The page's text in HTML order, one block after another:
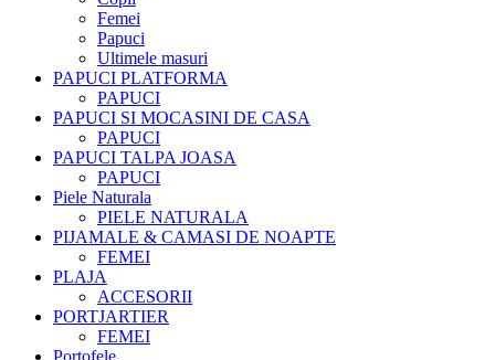
Femei
Papuci
Ultimele masuri
PAPUCI PLATFORMA
PAPUCI
PAPUCI SI MOCASINI DE CASA
PAPUCI
PAPUCI TALPA JOASA
PAPUCI
Piele Naturala
PIELE NATURALA
PIJAMALE & CAMASI DE NOAPTE
FEMEI
PLAJA
ACCESORII
PORTJARTIER
FEMEI
Portofele